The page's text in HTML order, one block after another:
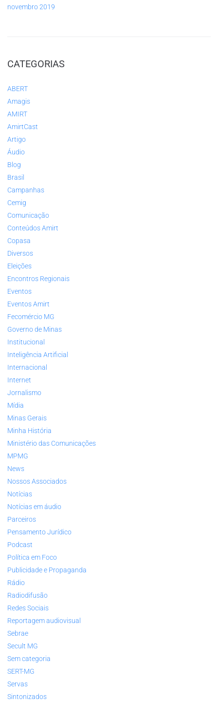
novembro 2019
CATEGORIAS
ABERT
Amagis
AMIRT
AmirtCast
Artigo
Áudio
Blog
Brasil
Campanhas
Cemig
Comunicação
Conteúdos Amirt
Copasa
Diversos
Eleições
Encontros Regionais
Eventos
Eventos Amirt
Fecomércio MG
Governo de Minas
Institucional
Inteligência Artificial
Internacional
Internet
Jornalismo
Mídia
Minas Gerais
Minha História
Ministério das Comunicações
MPMG
News
Nossos Associados
Notícias
Notícias em áudio
Parceiros
Pensamento Jurídico
Podcast
Política em Foco
Publicidade e Propaganda
Rádio
Radiodifusão
Redes Sociais
Reportagem audiovisual
Sebrae
Secult MG
Sem categoria
SERT-MG
Servas
Sintonizados